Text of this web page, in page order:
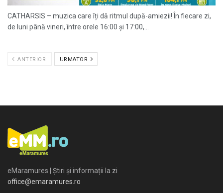
CATHARSIS – muzica care îți dă ritmul după-amiezii! În fiecare zi,
de luni până vineri, între orele 16:00 și 17:00,...
ANTERIOR URMATOR
eMaramures | Știri și informații la zi
office@emaramures.ro